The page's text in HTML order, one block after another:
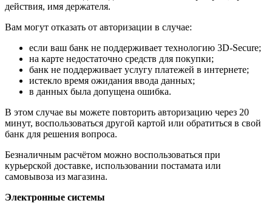
действия, имя держателя.
Вам могут отказать от авторизации в случае:
если ваш банк не поддерживает технологию 3D-Secure;
на карте недостаточно средств для покупки;
банк не поддерживает услугу платежей в интернете;
истекло время ожидания ввода данных;
в данных была допущена ошибка.
В этом случае вы можете повторить авторизацию через 20
минут, воспользоваться другой картой или обратиться в свой
банк для решения вопроса.
Безналичным расчётом можно воспользоваться при
курьерской доставке, использовании постамата или
самовывоза из магазина.
Электронные системы